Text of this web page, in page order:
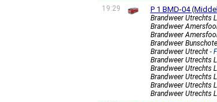
19:29
P 1 BMD-04
Brandweer Utrechts
Brandweer
Brandweer
Brandweer
Brandweer Utrecht -
Brandweer Utrechts
Brandweer Utrechts
Brandweer Utrechts
Brandweer Utrechts
Brandweer Utrechts